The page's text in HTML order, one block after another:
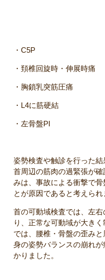
・C5P
・頚椎回旋時・伸展時痛
・胸鎖乳突筋圧痛
・L4に筋硬結
・左骨盤PI
姿勢検査や触診を行った
首周辺の筋肉の過緊張が
みは、事故による衝撃で
とが原因であると考えられ
首の可動域検査では、左
り、正常な可動域が大き
では、腰椎・骨盤の歪み
身の姿勢バランスの崩れ
かりました。